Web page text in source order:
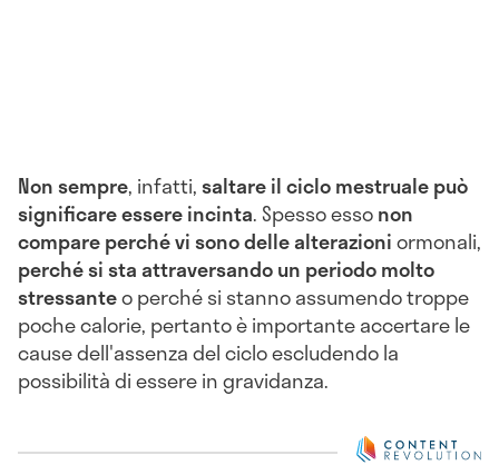
Non sempre, infatti,saltare il ciclo mestruale può
significare essere incinta. Spesso essonon
compare perché vi sono delle alterazioniormonali,
perché si sta attraversando un periodo molto
stressanteo perché si stanno assumendo troppe
poche calorie, pertanto è importante accertare le
cause dell'assenza del ciclo escludendo la
possibilità di essere in gravidanza.